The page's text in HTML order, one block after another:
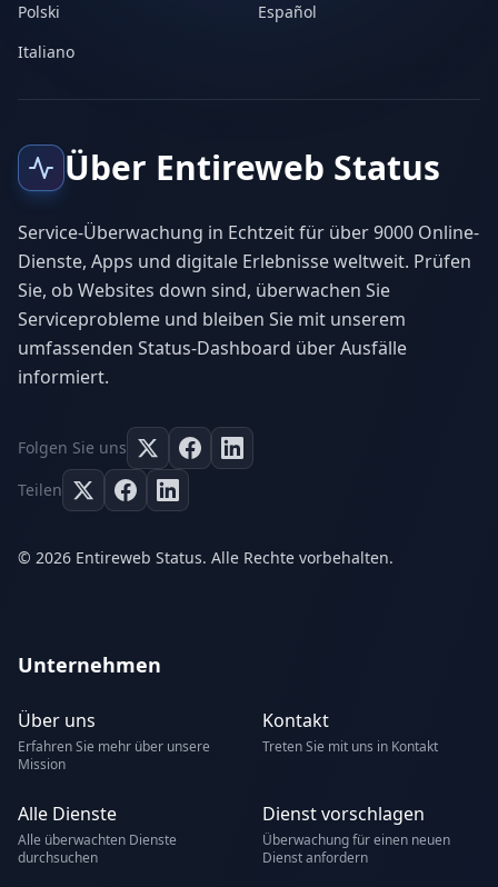
Polski
Español
Italiano
Über Entireweb Status
Service-Überwachung in Echtzeit für über 9000 Online-
Dienste, Apps und digitale Erlebnisse weltweit. Prüfen
Sie, ob Websites down sind, überwachen Sie
Serviceprobleme und bleiben Sie mit unserem
umfassenden Status-Dashboard über Ausfälle
informiert.
Folgen Sie uns
Teilen
© 2026 Entireweb Status. Alle Rechte vorbehalten.
Unternehmen
Über uns
Erfahren Sie mehr über unsere
Mission
Kontakt
Treten Sie mit uns in Kontakt
Alle Dienste
Alle überwachten Dienste
durchsuchen
Dienst vorschlagen
Überwachung für einen neuen
Dienst anfordern